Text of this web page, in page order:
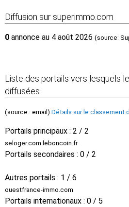
Diffusion sur superimmo.com
0 annonce au 4 août 2026 (source:
Liste des portails vers lesquels
diffusées
(source : email) Détails sur le classement
Portails principaux : 2 / 2
seloger.com leboncoin.fr
Portails secondaires : 0 / 2
Autres portails : 1 / 6
ouestfrance-immo.com
Portails internationaux : 0 / 5